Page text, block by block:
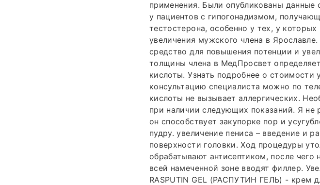
применения. Были опубликованы данные
у пациентов с гипогонадизмом,
тестостерона, особенно у тех, у
увеличения мужского члена в
средство для повышения потенции и
толщины члена в МедПросвет
кислоты. Узнать подробнее о стоимости
консультацию специалиста можно по
кислоты не вызывает аллергических.
при наличии следующих показаний. Я
он способствует закупорке пор и
пудру. увеличение пениса – введение и
поверхности головки. Ход процедуры
обрабатывают антисептиком, после
всей намеченной зоне вводят филлер.
RASPUTIN GEL (РАСПУТИН ГЕЛЬ) - крем